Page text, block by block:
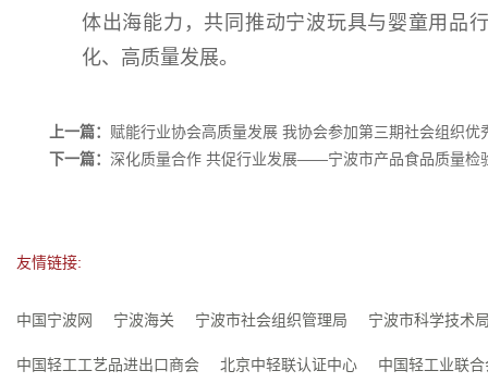
体出海能力，共同推动宁波玩具与婴童用品
化、高质量发展。
上一篇： 赋能行业协会高质量发展 我协会参加第三期社会组织优
下一篇： 深化质量合作 共促行业发展——宁波市产品食品质量检
友情链接:
中国宁波网 宁波海关 宁波市社会组织管理局 宁波市科学技术
中国轻工工艺品进出口商会 北京中轻联认证中心 中国轻工业联合